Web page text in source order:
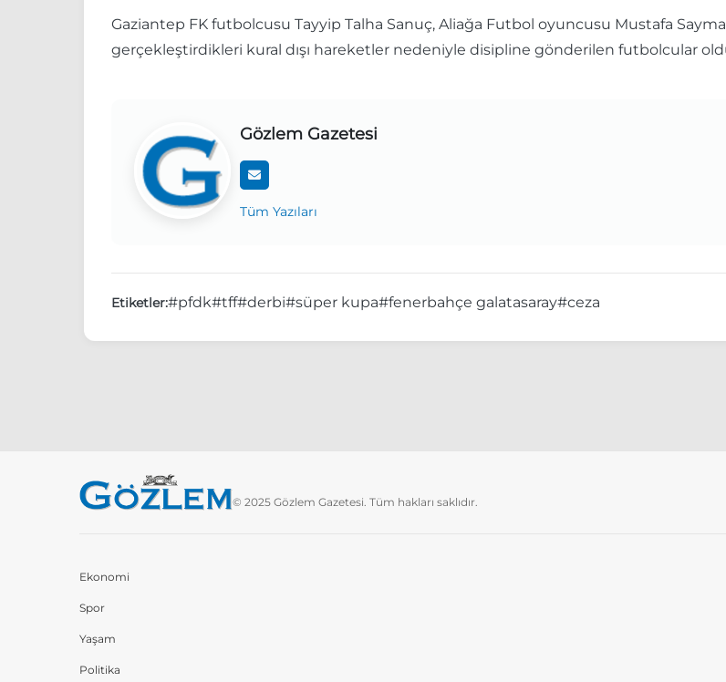
Gaziantep FK futbolcusu Tayyip Talha Sanuç, Aliağa Futbol oyuncusu Mustafa
gerçekleştirdikleri kural dışı hareketler nedeniyle disipline gönderilen futbolcular
Gözlem Gazetesi
Tüm Yazıları
Etiketler:#pfdk#tff#derbi#süper kupa#fenerbahçe galatasaray#ceza
© 2025 Gözlem Gazetesi. Tüm hakları saklıdır.
Ekonomi
Spor
Yaşam
Politika